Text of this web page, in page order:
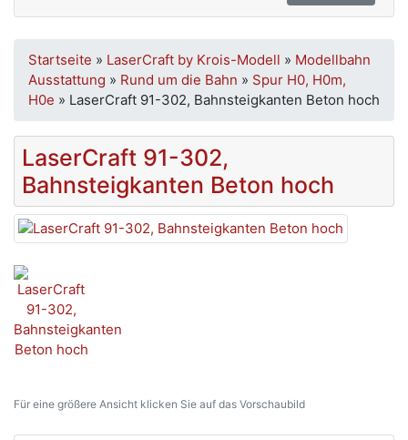
Startseite » LaserCraft by Krois-Modell » Modellbahn
Ausstattung » Rund um die Bahn » Spur H0, H0m,
H0e » LaserCraft 91-302, Bahnsteigkanten Beton hoch
LaserCraft 91-302,
Bahnsteigkanten Beton hoch
Für eine größere Ansicht klicken Sie auf das Vorschaubild